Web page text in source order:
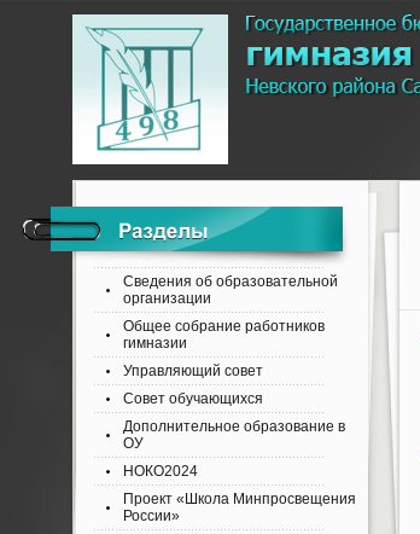
Сведения об образовательной
организации
Общее собрание работников
гимназии
Управляющий совет
Совет обучающихся
Дополнительное образование в
ОУ
НОКО2024
Проект «Школа Минпросвещения
России»